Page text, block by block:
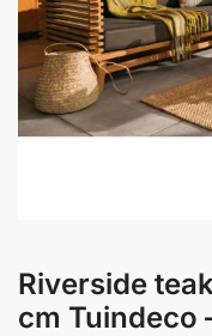
Riverside
cm Tuindeco